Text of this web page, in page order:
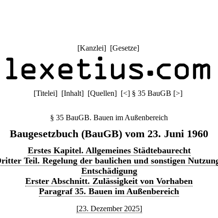
[Kanzlei] [Gesetze]
[Titelei] [Inhalt] [Quellen] [<] § 35 BauGB [>]
§ 35 BauGB. Bauen im Außenbereich
Baugesetzbuch (BauGB) vom 23. Juni 1960
Erstes Kapitel. Allgemeines Städtebaurecht
Teil. Regelung der baulichen und sonstigen
Entschädigung
Erster Abschnitt. Zulässigkeit von Vorhaben
Paragraf 35. Bauen im Außenbereich
[23. Dezember 2025]